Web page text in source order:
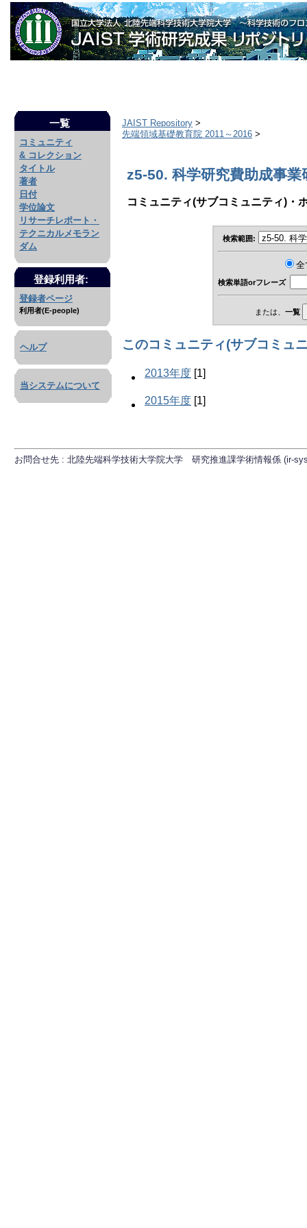
一覧
コミュニティ
& コレクション
タイトル
著者
日付
学位論文
リサーチレポート・
テクニカルメモラン
ダム
登録利用者:
登録者ページ
利用者(E-people)
ヘルプ
当システムについて
JAIST Repository >
先端領域基礎教育院 2011～2016 >
z5-50. 科学研究費助成事業
コミュニティ(サブコミュニティ)・
検索範囲:
検索単語orフレーズ
または、 一覧
このコミュニティ(サブコミュ
2013年度 [1]
2015年度 [1]
お問合せ先 : 北陸先端科学技術大学院大学 研究推進課学術情報係 (ir-